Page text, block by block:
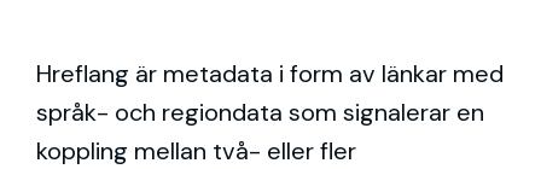
Hreflang är metadata i form av länkar med
språk- och regiondata som signalerar en
koppling mellan två- eller fler